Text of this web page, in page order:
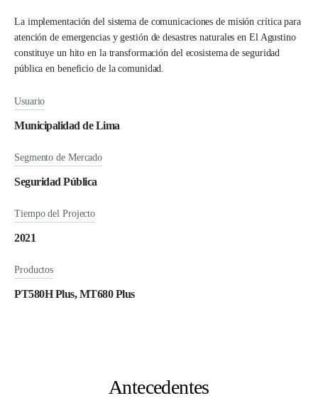
La implementación del sistema de comunicaciones de misión crítica para
atención de emergencias y gestión de desastres naturales en El Agustino
constituye un hito en la transformación del ecosistema de seguridad
pública en beneficio de la comunidad.
Usuario
Municipalidad de Lima
Segmento de Mercado
Seguridad Pública
Tiempo del Projecto
2021
Productos
PT580H Plus, MT680 Plus
Antecedentes